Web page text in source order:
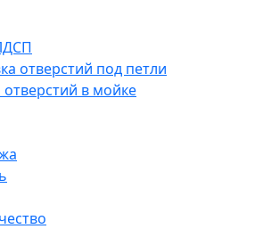
отверстий под петли
в мойке